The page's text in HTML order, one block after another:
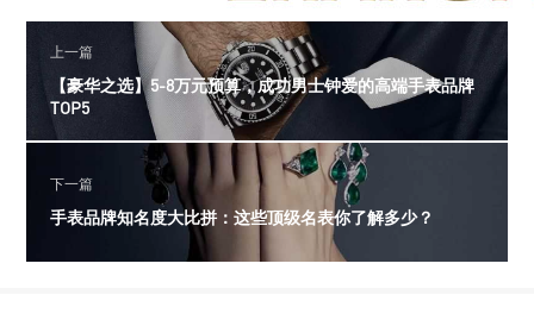
上一篇
【豪华之选】5-8万元预算，成功男士钟爱的高端手表品牌
TOP5
下一篇
手表品牌知名度大比拼：这些顶级名表你了解多少？